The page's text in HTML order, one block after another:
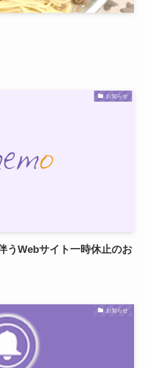
お知らせ
うWebサイト一時休止のお
お知らせ